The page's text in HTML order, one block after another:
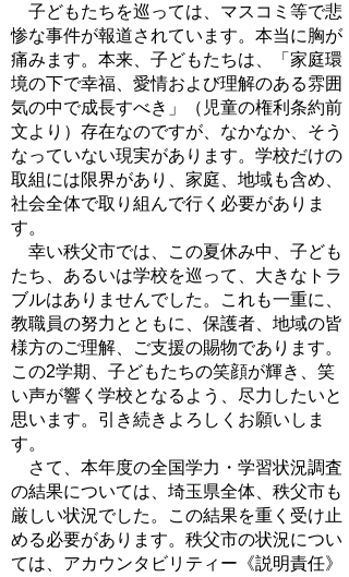
子どもたちを巡っては、マスコミ等で悲
惨な事件が報道されています。本当に胸が
痛みます。本来、子どもたちは、「家庭環
境の下で幸福、愛情および理解のある雰囲
気の中で成長すべき」（児童の権利条約前
文より）存在なのですが、なかなか、そう
なっていない現実があります。学校だけの
取組には限界があり、家庭、地域も含め、
社会全体で取り組んで行く必要がありま
す。
幸い秩父市では、この夏休み中、子ども
たち、あるいは学校を巡って、大きなトラ
ブルはありませんでした。これも一重に、
教職員の努力とともに、保護者、地域の皆
様方のご理解、ご支援の賜物であります。
この2学期、子どもたちの笑顔が輝き、笑
い声が響く学校となるよう、尽力したいと
思います。引き続きよろしくお願いしま
す。
さて、本年度の全国学力・学習状況調査
の結果については、埼玉県全体、秩父市も
厳しい状況でした。この結果を重く受け止
める必要があります。秩父市の状況につい
ては、アカウンタビリティー《説明責任》